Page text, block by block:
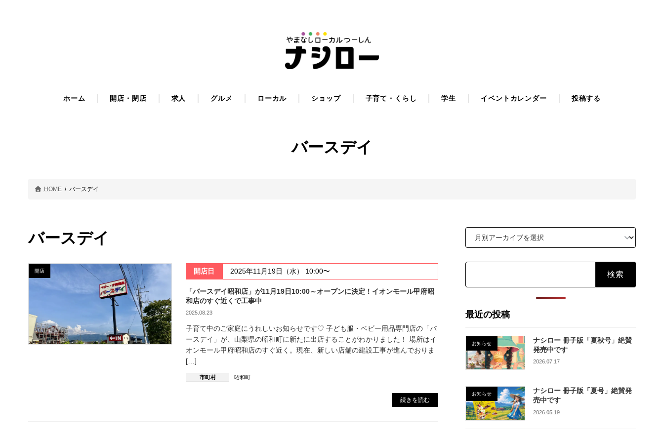
ホーム 開店・閉店 求人 グルメ ローカル ショップ 子育て・くらし 学生 イベントカレンダー 投稿する
バースデイ
HOME バースデイ
バースデイ
開店 開店日 2025年11月19日（水） 10:00〜
「バースデイ昭和店」が11月19日10:00～オープンに決定！イオンモール甲府昭
和店のすぐ近くで工事中
2025.08.23
子育て中のご家庭にうれしいお知らせです♡ 子ども服・ベビー用品専門店の「バ
ースデイ」が、山梨県の昭和町に新たに出店することがわかりました！ 場所はイ
オンモール甲府昭和店のすぐ近く。現在、新しい店舗の建設工事が進んでおりま
[…]
市町村 昭和町
続きを読む
最近の投稿
お知らせ
ナシロー 冊子版「夏秋号」絶賛
発売中です
2026.07.17
お知らせ
ナシロー 冊子版「夏号」絶賛発
売中です
2026.05.19